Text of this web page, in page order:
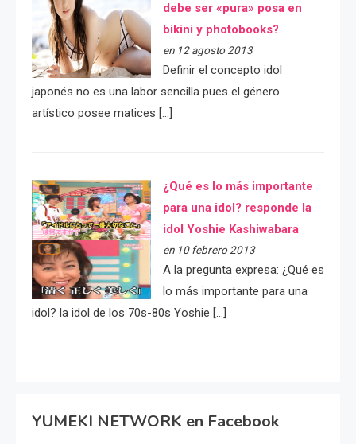
debe ser «pura» posa en
bikini y photobooks?
en 12 agosto 2013
Definir el concepto idol
japonés no es una labor sencilla pues el género
artístico posee matices […]
¿Qué es lo más importante
para una idol? responde la
idol Yoshie Kashiwabara
en 10 febrero 2013
A la pregunta expresa: ¿Qué es
lo más importante para una
idol? la idol de los 70s-80s Yoshie […]
YUMEKI NETWORK en Facebook